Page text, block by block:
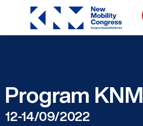
Program KNM
12-14/09/2022